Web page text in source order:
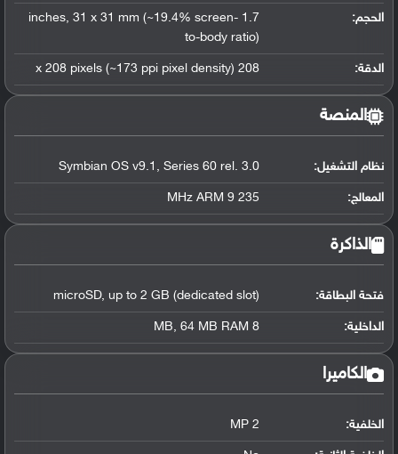
الحجم:
1.7 inches, 31 x 31 mm (~19.4% screen-
to-body ratio)
الدقة: 208 x 208 pixels (~173 ppi pixel density)
المنصة
نظام التشغيل:
Symbian OS v9.1, Series 60 rel. 3.0
المعالج:
235 MHz ARM 9
الذاكرة
فتحة البطاقة: microSD, up to 2 GB (dedicated slot)
الداخلية: 8 MB, 64 MB RAM
الكاميرا
الخلفية: 2 MP